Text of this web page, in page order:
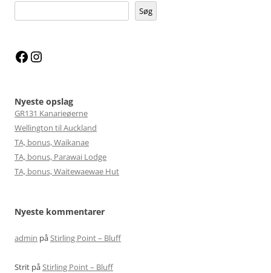
Søg
Facebook
Nyeste opslag
GR131 Kanarieøerne
Wellington til Auckland
TA, bonus, Waikanae
TA, bonus, Parawai Lodge
TA, bonus, Waitewaewae Hut
Nyeste kommentarer
admin påStirling Point – Bluff
Strit påStirling Point – Bluff